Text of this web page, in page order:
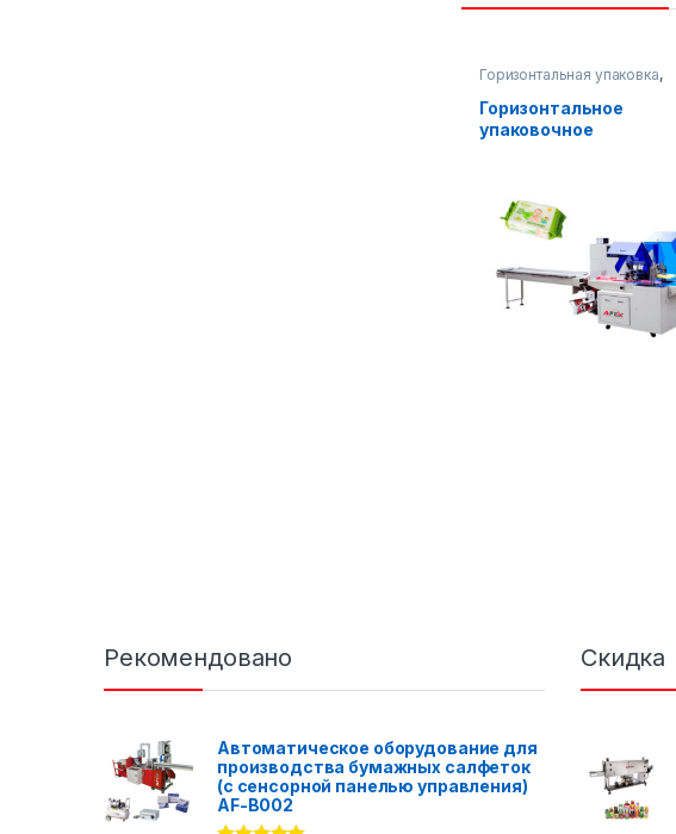
Горизонтальная упаковка,
Упаковочное оборудование
Горизонтальное
упаковочное
Рекомендовано
Автоматическое оборудование для
производства бумажных салфеток
(с сенсорной панелью управления)
AF-B002
Скидка